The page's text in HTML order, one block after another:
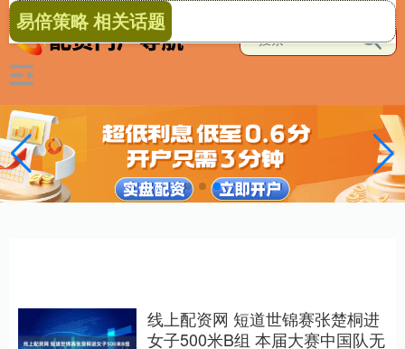
易倍策略 相关话题
线上配资网 短道世锦赛张楚桐进
女子500米B组 本届大赛中国队无